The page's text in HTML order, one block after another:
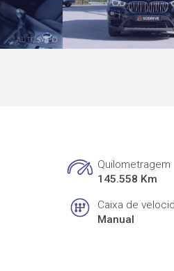
Quilometragem
145.558 Km
Caixa de
Manual